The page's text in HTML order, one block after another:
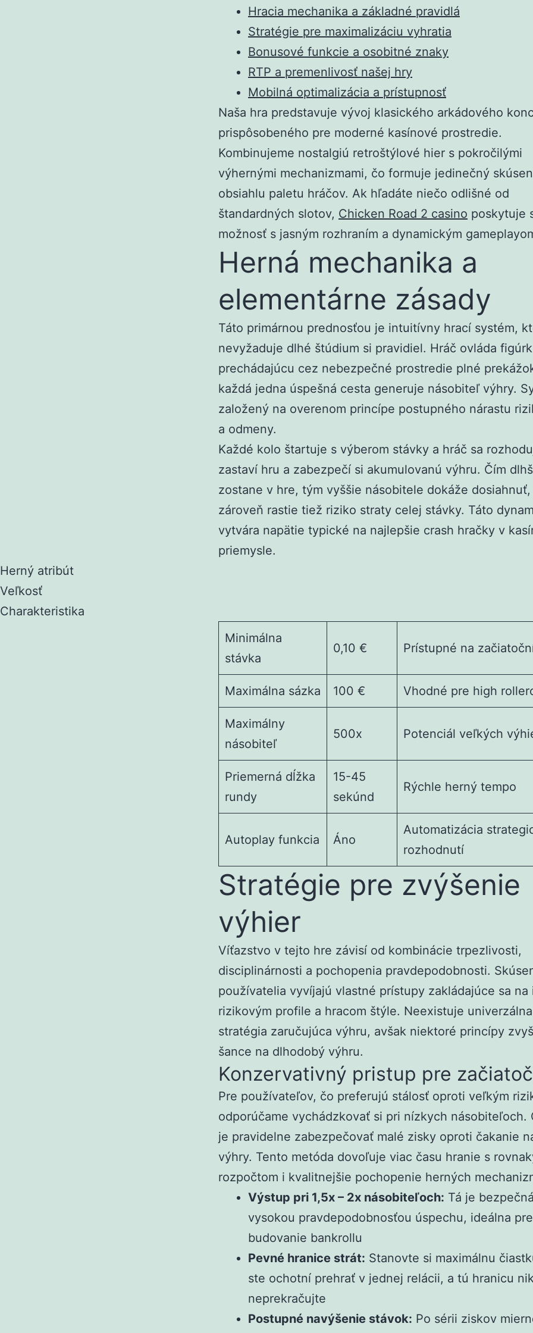
Hracia mechanika a základné pravidlá
Stratégie pre maximalizáciu vyhratia
Bonusové funkcie a osobitné znaky
RTP a premenlivosť našej hry
Mobilná optimalizácia a prístupnosť
Naša hra predstavuje vývoj klasického arkádového
prispôsobeného pre moderné kasínové prostredie.
Kombinujeme nostalgiú retroštýlové hier s pokročilými
výhernými mechanizmami, čo formuje jedinečný
obsiahlu paletu hráčov. Ak hľadáte niečo odlišné od
štandardných slotov, Chicken Road 2 casino poskytuje
možnosť s jasným rozhraním a dynamickým
Herná mechanika a
elementárne zásady
Táto primárnou prednosťou je intuitívny hrací systém,
nevyžaduje dlhé štúdium si pravidiel. Hráč ovláda
prechádajúcu cez nebezpečné prostredie plné
každá jedna úspešná cesta generuje násobiteľ výhry.
založený na overenom princípe postupného nárastu
a odmeny.
Každé kolo štartuje s výberom stávky a hráč sa
zastaví hru a zabezpečí si akumulovanú výhru. Čím
zostane v hre, tým vyššie násobitele dokáže dosiahnuť,
zároveň rastie tiež riziko straty celej stávky. Táto
vytvára napätie typické na najlepšie crash hračky v
priemysle.
Herný atribút
Veľkosť
Charakteristika
Minimálna
stávka
0,10 € Prístupné na
Maximálna sázka 100 € Vhodné pre high
Maximálny
násobiteľ
500x Potenciál veľkých
Priemerná dĺžka
rundy
15-45
sekúnd
Rýchle herný tempo
Autoplay funkcia Áno
Automatizácia
rozhodnutí
Stratégie pre zvýšenie
výhier
Víťazstvo v tejto hre závisí od kombinácie trpezlivosti,
disciplinárnosti a pochopenia pravdepodobnosti.
používatelia vyvíjajú vlastné prístupy zakládajúce sa na
rizikovým profile a hracom štýle. Neexistuje univerzálna
stratégia zaručujúca výhru, avšak niektoré princípy
šance na dlhodobý výhru.
Konzervativný pristup pre
Pre používateľov, čo preferujú stálosť oproti veľkým
odporúčame vychádzkovať si pri nízkych násobiteľoch.
je pravidelne zabezpečovať malé zisky oproti čakanie
výhry. Tento metóda dovoľuje viac času hranie s
rozpočtom i kvalitnejšie pochopenie herných
Výstup pri 1,5x – 2x násobiteľoch: Tá je
vysokou pravdepodobnosťou úspechu, ideálna pre
budovanie bankrollu
Pevné hranice strát: Stanovte si maximálnu
ste ochotní prehrať v jednej relácii, a tú hranicu
neprekračujte
Postupné navýšenie stávok: Po sérii ziskov